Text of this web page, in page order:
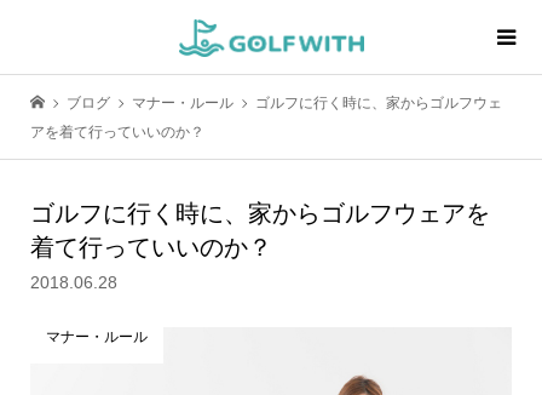
ブログ マナー・ルール
ゴルフに行く時に、家からゴルフウェ
アを着て行っていいのか？
ゴルフに行く時に、家からゴルフウェアを
着て行っていいのか？
2018.06.28
マナー・ルール